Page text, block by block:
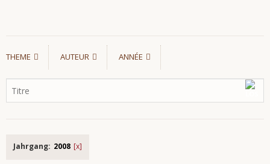
THEME AUTEUR ANNÉE
Jahrgang: 2008